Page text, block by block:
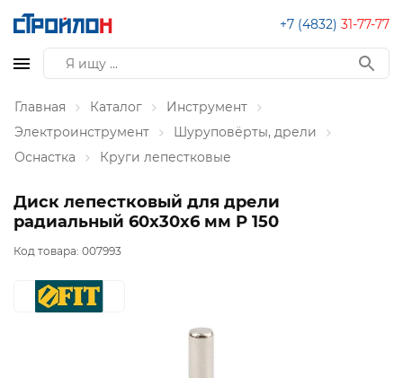
+7 (4832) 31-77-77
Главная Каталог
Инструмент
Электроинструмент
Шуруповёрты, дрели
Оснастка
Круги лепестковые
Диск лепестковый для дрели
радиальный 60х30х6 мм Р 150
Код товара: 007993